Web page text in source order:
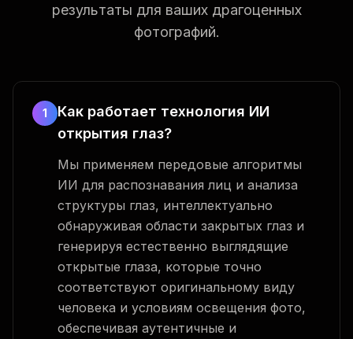
результаты для ваших драгоценных
фотографий.
1
Как работает технология ИИ
открытия глаз?
Мы применяем передовые алгоритмы
ИИ для распознавания лиц и анализа
структуры глаз, интеллектуально
обнаруживая области закрытых глаз и
генерируя естественно выглядящие
открытые глаза, которые точно
соответствуют оригинальному виду
человека и условиям освещения фото,
обеспечивая аутентичные и